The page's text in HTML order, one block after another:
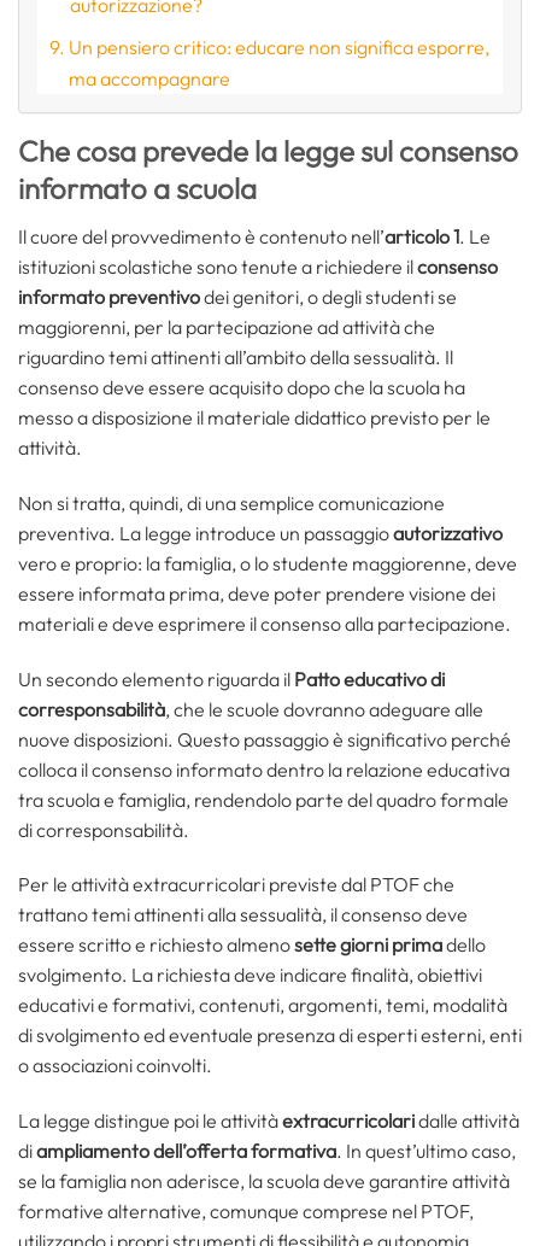
Un pensiero critico: educare non significa esporre,
ma accompagnare
Che cosa prevede la legge sul consenso
informato a scuola
Il cuore del provvedimento è contenuto nell’articolo 1. Le
istituzioni scolastiche sono tenute a richiedere ilconsenso
informato preventivodei genitori, o degli studenti se
maggiorenni, per la partecipazione ad attività che
riguardino temi attinenti all’ambito della sessualità. Il
consenso deve essere acquisito dopo che la scuola ha
messo a disposizione il materiale didattico previsto per le
attività.
Non si tratta, quindi, di una semplice comunicazione
preventiva. La legge introduce un passaggioautorizzativo
vero e proprio: la famiglia, o lo studente maggiorenne, deve
essere informata prima, deve poter prendere visione dei
materiali e deve esprimere il consenso alla partecipazione.
Un secondo elemento riguarda il Patto educativo di
corresponsabilità, che le scuole dovranno adeguare alle
nuove disposizioni. Questo passaggio è significativo perché
colloca il consenso informato dentro la relazione educativa
tra scuola e famiglia, rendendolo parte del quadro formale
di corresponsabilità.
Per le attività extracurricolari previste dal PTOF che
trattano temi attinenti alla sessualità, il consenso deve
essere scritto e richiesto almenosette giorni primadello
svolgimento. La richiesta deve indicare finalità, obiettivi
educativi e formativi, contenuti, argomenti, temi, modalità
di svolgimento ed eventuale presenza di esperti esterni, enti
o associazioni coinvolti.
La legge distingue poi le attivitàextracurricolaridalle attività
diampliamentodell’offertaformativa. In quest’ultimo caso,
se la famiglia non aderisce, la scuola deve garantire attività
formative alternative, comunque comprese nel PTOF,